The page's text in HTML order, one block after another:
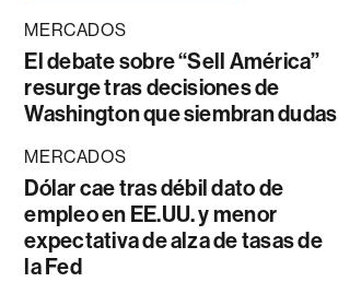
MERCADOS
El debate sobre “Sell América”
resurge tras decisiones de
Washington que siembran dudas
MERCADOS
Dólar cae tras débil dato de
empleo en EE.UU. y menor
expectativa de alza de tasas de
la Fed